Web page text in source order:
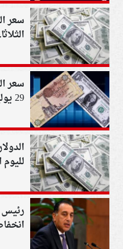
سعر
سعر
29 يوليو 2025
رئيس
على